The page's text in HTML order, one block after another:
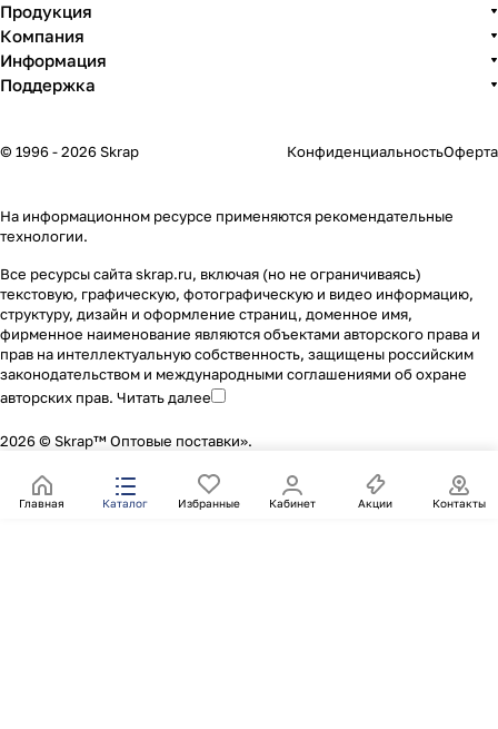
Продукция
Компания
Информация
Поддержка
© 1996 - 2026 Skrap КонфиденциальностьОферта
На информационном ресурсе применяются рекомендательные
технологии.
Все ресурсы сайта skrap.ru, включая (но не ограничиваясь)
текстовую, графическую, фотографическую и видео информацию,
структуру, дизайн и оформление страниц, доменное имя,
фирменное наименование являются объектами авторского права и
прав на интеллектуальную собственность, защищены российским
законодательством и международными соглашениями об охране
авторских прав. Читать далее
2026 © Skrap™ Оптовые поставки».
Главная Каталог Избранные Кабинет Акции Контакты